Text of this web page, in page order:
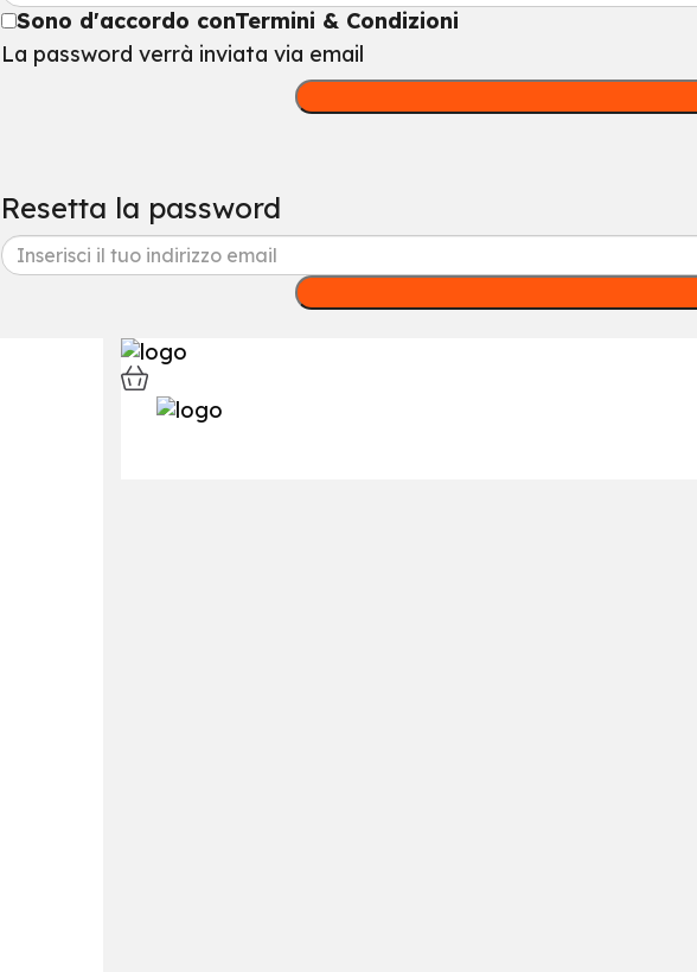
Sono d'accordo conTermini & Condizioni
La password verrà inviata via email
Resetta la password